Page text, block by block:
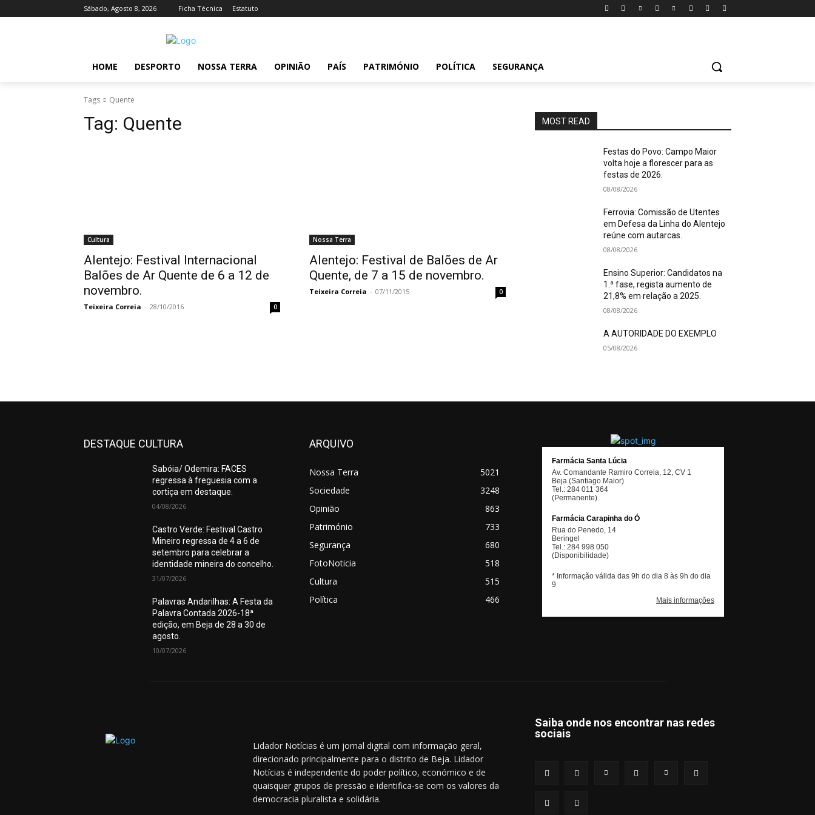
Sábado, Agosto 8, 2026 Ficha Técnica Estatuto
HOME DESPORTO NOSSA TERRA OPINIÃO PAÍS PATRIMÓNIO POLÍTICA SEGURANÇA
Tags Quente
Tag: Quente
Cultura
Alentejo: Festival Internacional
Balões de Ar Quente de 6 a 12 de
novembro.
Teixeira Correia - 28/10/2016 0
Nossa Terra
Alentejo: Festival de Balões de Ar
Quente, de 7 a 15 de novembro.
Teixeira Correia - 07/11/2015 0
MOST READ
Festas do Povo: Campo Maior
volta hoje a florescer para as
festas de 2026.
08/08/2026
Ferrovia: Comissão de Utentes
em Defesa da Linha do Alentejo
reúne com autarcas.
08/08/2026
Ensino Superior: Candidatos na
1.ª fase, regista aumento de
21,8% em relação a 2025.
08/08/2026
A AUTORIDADE DO EXEMPLO
05/08/2026
DESTAQUE CULTURA
Sabóia/ Odemira: FACES
regressa à freguesia com a
cortiça em destaque.
04/08/2026
Castro Verde: Festival Castro
Mineiro regressa de 4 a 6 de
setembro para celebrar a
identidade mineira do concelho.
31/07/2026
Palavras Andarilhas: A Festa da
Palavra Contada 2026-18ª
edição, em Beja de 28 a 30 de
agosto.
10/07/2026
ARQUIVO
Nossa Terra
5021
Sociedade
3248
Opinião
863
Património
733
Segurança
680
FotoNoticia
518
Cultura
515
Política
466
Lidador Notícias é um jornal digital com informação geral,
direcionado principalmente para o distrito de Beja. Lidador
Notícias é independente do poder político, económico e de
quaisquer grupos de pressão e identifica-se com os valores da
democracia pluralista e solidária.
Saiba onde nos encontrar nas redes
sociais